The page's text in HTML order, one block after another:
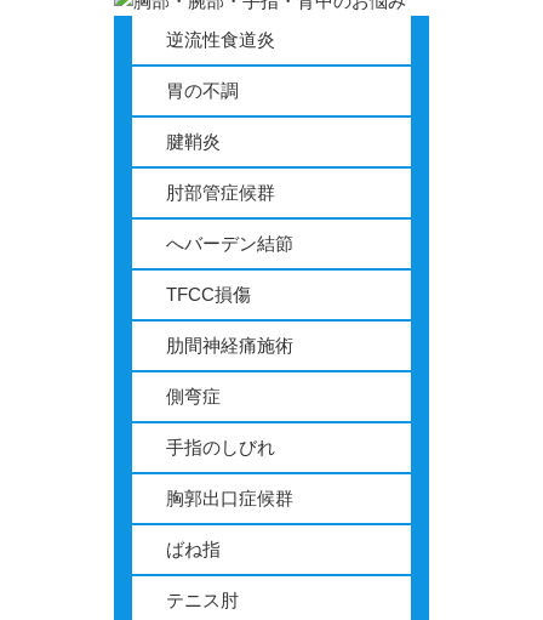
逆流性食道炎
胃の不調
腱鞘炎
肘部管症候群
へバーデン結節
TFCC損傷
肋間神経痛施術
側弯症
手指のしびれ
胸郭出口症候群
ばね指
テニス肘